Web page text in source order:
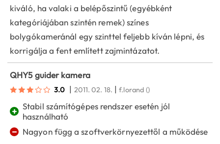
kiváló, ha valaki a belépőszintű (egyébként
kategóriájában szintén remek) színes
bolygókameránál egy szinttel feljebb kíván lépni, és
korrigálja a fent említett zajmintázatot.
QHY5 guider kamera
3.0 | 2011. 02. 18. |f.lorand ()
+ Stabil számítógépes rendszer esetén jól
használható
−
Nagyon függ a szoftverkörnyezettől a működése